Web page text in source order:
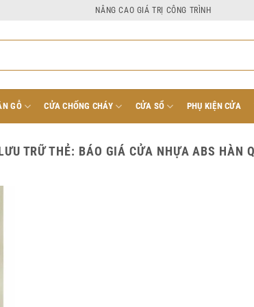
NÂNG CAO GIÁ TRỊ CÔNG TRÌNH
GỖ CỬA CHỐNG CHÁY CỬA SỔ PHỤ KIỆN CỬA
TRỮ THẺ: BÁO GIÁ CỬA NHỰA ABS HÀN